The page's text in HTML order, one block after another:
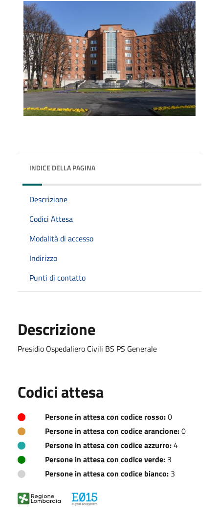
INDICE DELLA PAGINA
Descrizione
Codici Attesa
Modalità di accesso
Indirizzo
Punti di contatto
Descrizione
Presidio Ospedaliero Civili BS PS Generale
Codici attesa
Persone in attesa con codice rosso:0
Persone in attesa con codice arancione:0
Persone in attesa con codice azzurro:4
Persone in attesa con codice verde: 3
Persone in attesa con codice bianco: 3